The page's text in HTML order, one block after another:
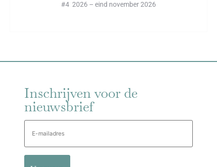
#4 2026 – eind november 2026
Inschrijven voor de
nieuwsbrief
E-
mailadres